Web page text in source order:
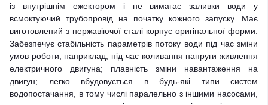
із внутрішнім ежектором і не вимагає заливки води у
всмоктуючий трубопровід на початку кожного запуску. Має
виготовлений з нержавіючої сталі корпус оригінальної форми.
Забезпечує стабільність параметрів потоку води під час зміни
умов роботи, наприклад, під час коливання напруги живлення
електричного двигуна; плавність зміни навантаження на
двигун; легко вбудовується в будь-які типи систем
водопостачання, в тому числі паралельно з іншими насосами,